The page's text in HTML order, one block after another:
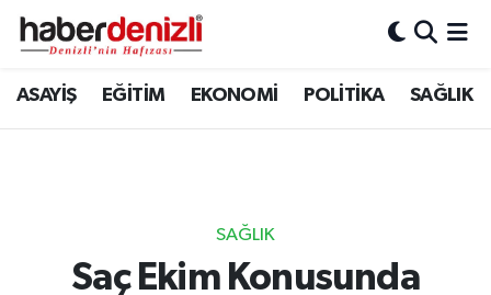
ASAYİŞ EĞİTİM EKONOMİ POLİTİKA SAĞLIK
SAĞLIK
Saç Ekim Konusunda
Denizli Nöbetçi Eczaneler